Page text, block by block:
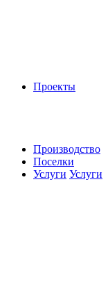
Проекты
Производство
Поселки
Услуги Услуги